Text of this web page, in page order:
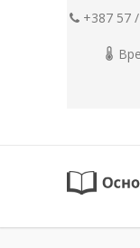
+387 57